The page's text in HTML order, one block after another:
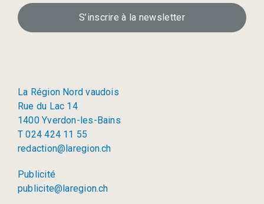
S’inscrire à la newsletter
La Région Nord vaudois
Rue du Lac 14
1400 Yverdon-les-Bains
T 024 424 11 55
redaction@laregion.ch
Publicité
publicite@laregion.ch